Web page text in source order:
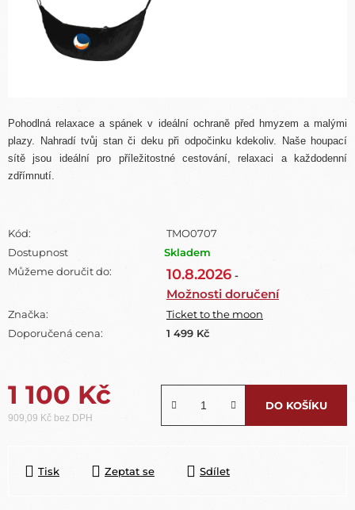
Pohodlná relaxace a spánek v ideální ochraně před hmyzem a malými
plazy. Nahradí tvůj stan či deku při odpočinku kdekoliv. Naše houpací
sítě jsou ideální pro příležitostné cestování, relaxaci a každodenní
zdřímnutí.
Kód:
TMO0707
Dostupnost
Skladem
Můžeme doručit do:
10.8.2026 -
Možnosti doručení
Značka:
Ticket to the moon
Doporučená cena:
1 499 Kč
1 100 Kč
909,09 Kč bez DPH
DO KOŠÍKU
Tisk Zeptat se Sdílet